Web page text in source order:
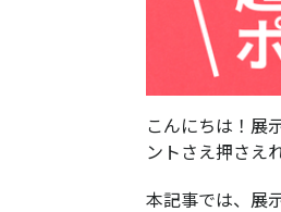
こんにちは！展
ントさえ押さえ
本記事では、展